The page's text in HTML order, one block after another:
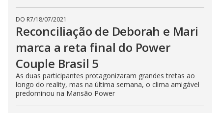
DO R7/18/07/2021
Reconciliação de Deborah e Mari
marca a reta final do Power
Couple Brasil 5
As duas participantes protagonizaram grandes tretas ao
longo do reality, mas na última semana, o clima amigável
predominou na Mansão Power